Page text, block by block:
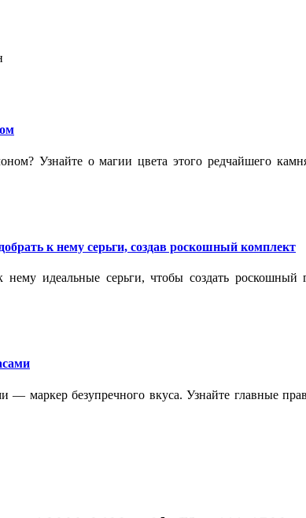
Узнайте о магии цвета этого редчайшего
к нему серьги, создав роскошный комплект
идеальные серьги, чтобы создать роскошный
маркер безупречного вкуса. Узнайте главные